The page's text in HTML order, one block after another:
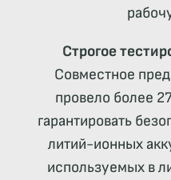
Строгое
Cовместное
провело более
гарантировать
литий-ионных
используемых в